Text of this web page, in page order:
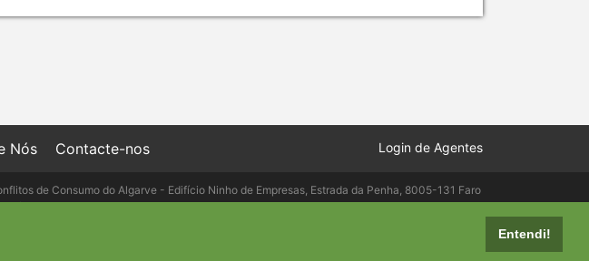
Entendi!
Nós Contacte-nos Login de Agentes
de Consumo do Algarve - Edifício Ninho de Empresas, Estrada da Penha, 8005-131 Faro
289 823 135 cimaal@mail.telepac.pt